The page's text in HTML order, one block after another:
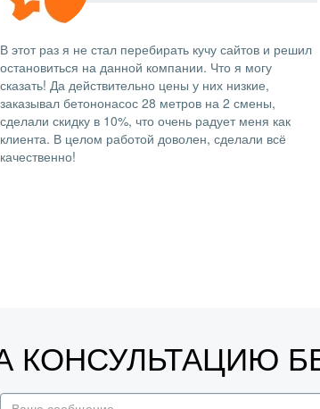
В этот раз я не стал перебирать кучу сайтов и решил
остановиться на данной компании. Что я могу
сказать! Да действительно цены у них низкие,
заказывал бетононасос 28 метров на 2 смены,
сделали скидку в 10%, что очень радует меня как
клиента. В целом работой доволен, сделали всё
качественно!
КОНСУЛЬТАЦИЮ